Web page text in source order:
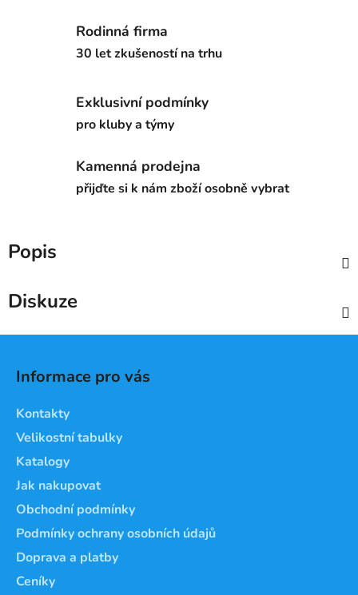
Rodinná firma
30 let zkušeností na trhu
Exklusivní podmínky
pro kluby a týmy
Kamenná prodejna
přijďte si k nám zboží osobně vybrat
Popis
Diskuze
Informace pro vás
Kontakty
Velikostní tabulky
Katalogy
Jak nakupovat
Obchodní podmínky
Podmínky ochrany osobních údajů
Doprava a platby
Ceníky